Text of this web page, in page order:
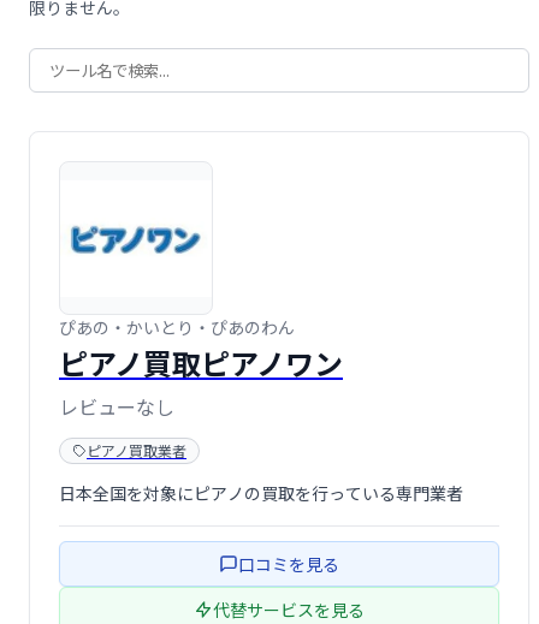
限りません。
ぴあの・かいとり・ぴあのわん
ピアノ買取ピアノワン
レビューなし
ピアノ買取業者
日本全国を対象にピアノの買取を行っている専門業者
口コミを見る
代替サービスを見る